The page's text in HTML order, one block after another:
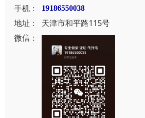
手机：
19186550038
地址：
天津市和平路115号
微信：